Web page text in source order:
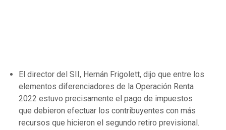
El director del SII, Hernán Frigolett, dijo que entre los
elementos diferenciadores de la Operación Renta
2022 estuvo precisamente el pago de impuestos
que debieron efectuar los contribuyentes con más
recursos que hicieron el segundo retiro previsional.